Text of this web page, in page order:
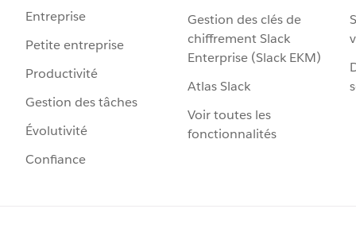
Entreprise
Petite entreprise
Productivité
Gestion des tâches
Évolutivité
Confiance
Gestion des clés de
chiffrement Slack
Enterprise (Slack EKM)
Atlas Slack
Voir toutes les
fonctionnalités